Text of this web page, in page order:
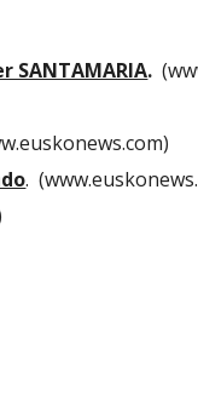
.
.